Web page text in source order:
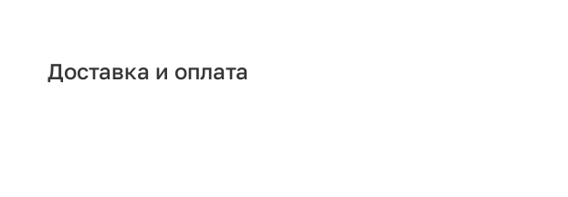
Доставка и оплата